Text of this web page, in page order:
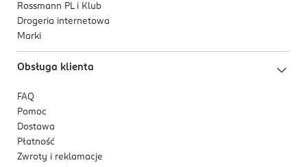
Rossmann PL i Klub
Drogeria internetowa
Marki
Obsługa klienta
FAQ
Pomoc
Dostawa
Płatność
Zwroty i reklamacje